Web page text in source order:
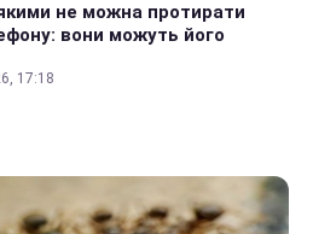
не можна протирати
вони можуть його
17:18